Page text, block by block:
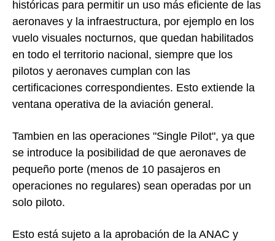
históricas para permitir un uso más eficiente de las
aeronaves y la infraestructura, por ejemplo en los
vuelo visuales nocturnos, que quedan habilitados
en todo el territorio nacional, siempre que los
pilotos y aeronaves cumplan con las
certificaciones correspondientes. Esto extiende la
ventana operativa de la aviación general.
Tambien en las operaciones "Single Pilot", ya que
se introduce la posibilidad de que aeronaves de
pequeño porte (menos de 10 pasajeros en
operaciones no regulares) sean operadas por un
solo piloto.
Esto está sujeto a la aprobación de la ANAC y